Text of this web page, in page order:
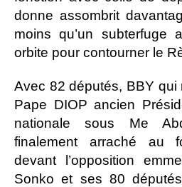
donne assombrit
moins qu’un
orbite pour contourner le
Avec 82 députés, BBY qui
Pape DIOP ancien
nationale sous Me
finalement arraché au
devant l’opposition
Sonko et ses 80